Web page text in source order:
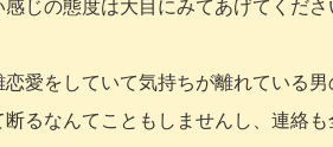
じの態度は大目にみてあげてくださ
愛をしていて気持ちが離れている
るなんてこともしませんし、連絡も